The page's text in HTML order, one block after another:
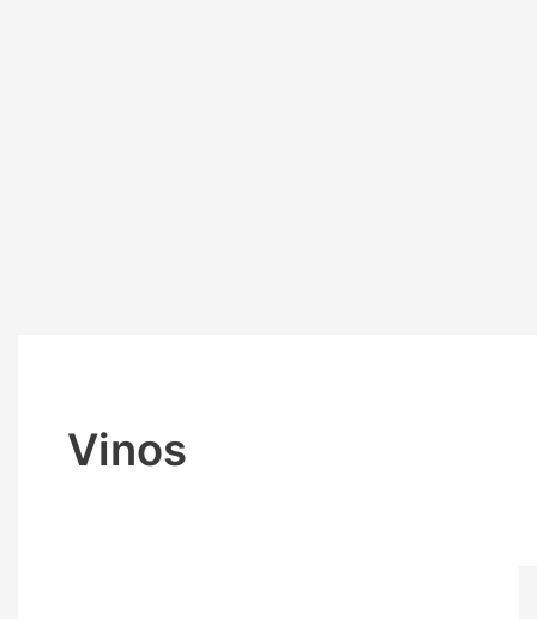
Vinos